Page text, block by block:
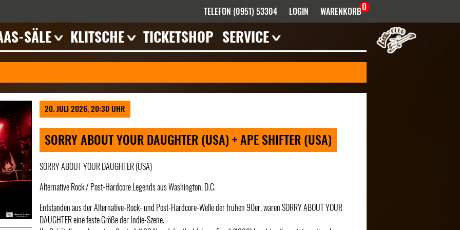
TELEFON (0951) 53304 LOGIN WARENKORB0
SÄLE KLITSCHE
Veranstaltungen
TICKETSHOP SERVICE
Mieten
Bandhistorie
Downloads
Kontakt
Weiter
20. JULI 2026, 20:30 UHR
SORRY ABOUT YOUR DAUGHTER (USA) + APE SHIFTER (USA)
SORRY ABOUT YOUR DAUGHTER (USA)
Alternative Rock / Post-Hardcore Legends aus Washington, D.C.
Entstanden aus der Alternative-Rock- und Post-Hardcore-Welle der frühen 90er, waren SORRY ABOUT YOUR
DAUGHTER eine feste Größe der Indie-Szene.